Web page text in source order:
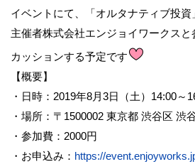
イベントにて、「オルタナティブ投資
主催者株式会社エンジョイワークス
カッションする予定です
【概要】
・日時：2019年8月3日（土）14:00～
・場所：〒1500002 東京都 渋谷区 渋
・参加費：2000円
・お申込み： https://